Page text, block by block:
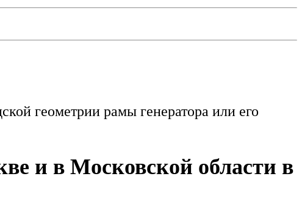
геометрии рамы генератора или его
и в Московской области в